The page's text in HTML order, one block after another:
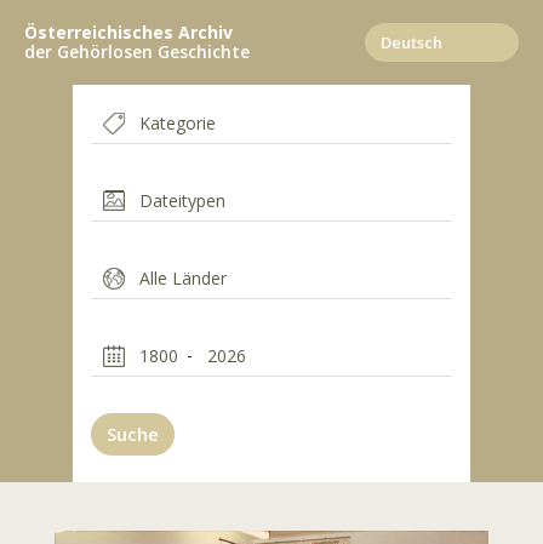
zum
Inhalt
Österreichisches Archiv
der Gehörlosen Geschichte
Suche